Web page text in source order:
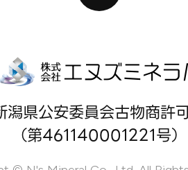
潟県公安委員会古物商許
（第461140001221号）